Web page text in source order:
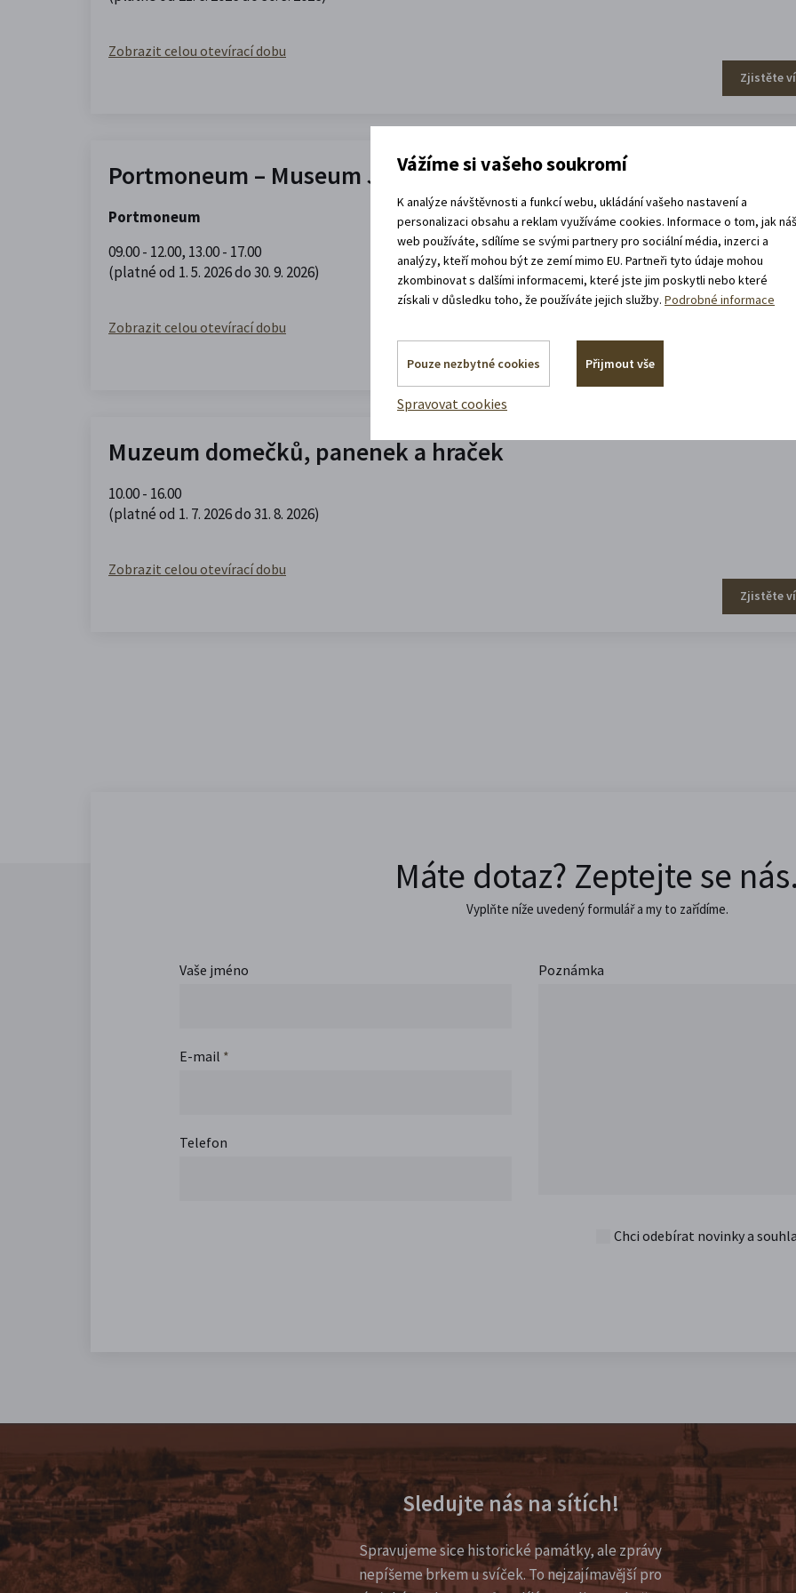
Zobrazit celou otevírací dobu
Zjistěte
Portmoneum – Museum Josefa Váchala
Portmoneum
09.00 - 12.00, 13.00 - 17.00
(platné od 1. 5. 2026 do 30. 9. 2026)
Zobrazit celou otevírací dobu
Muzeum domečků, panenek a hraček
10.00 - 16.00
(platné od 1. 7. 2026 do 31. 8. 2026)
Zobrazit celou otevírací dobu
Zjistěte
Máte dotaz? Zeptejte se
Vyplňte níže uvedený formulář a my to zařídíme.
Vaše jméno
E-mail *
Telefon
Poznámka
Chci odebírat novinky a
Sledujte nás na sítích!
Spravujeme sice historické památky, ale zprávy
nepíšeme brkem u svíček. To nejzajímavější pro
Vážíme si vašeho soukromí
K analýze návštěvnosti a funkcí webu, ukládání vašeho nastavení a
personalizaci obsahu a reklam využíváme cookies. Informace o tom, jak
web používáte, sdílíme se svými partnery pro sociální média, inzerci a
analýzy, kteří mohou být ze zemí mimo EU. Partneři tyto údaje mohou
zkombinovat s dalšími informacemi, které jste jim poskytli nebo které
získali v důsledku toho, že používáte jejich služby.Podrobné informace
Pouze nezbytné cookies Přijmout vše
Spravovat cookies